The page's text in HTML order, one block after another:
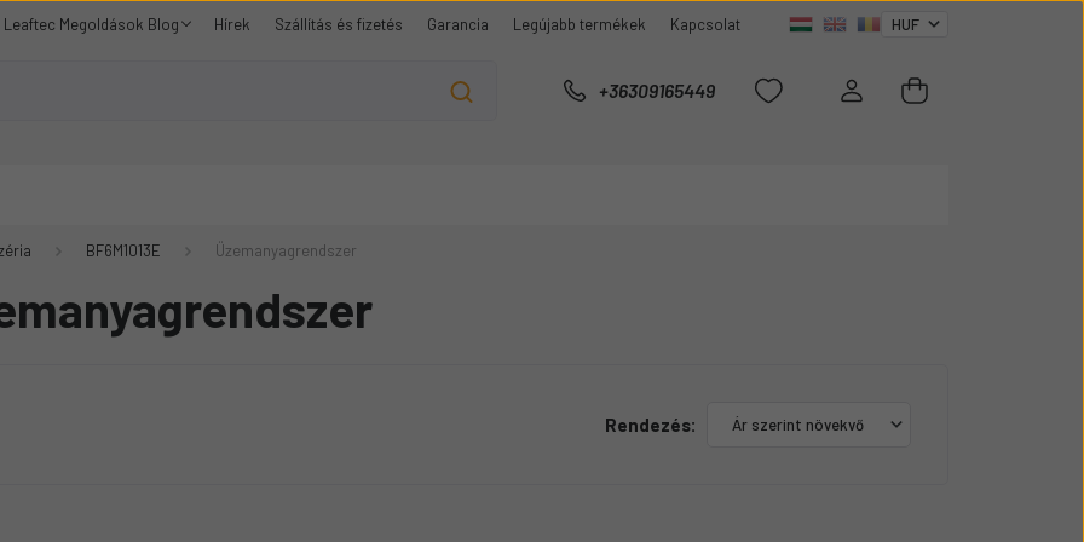
Leaftec Megoldások Blog Hírek Szállítás és fizetés Garancia Legújabb termékek Kapcsolat
+36309165449
BF6M1013E Üzemanyagrendszer
Rendezés: